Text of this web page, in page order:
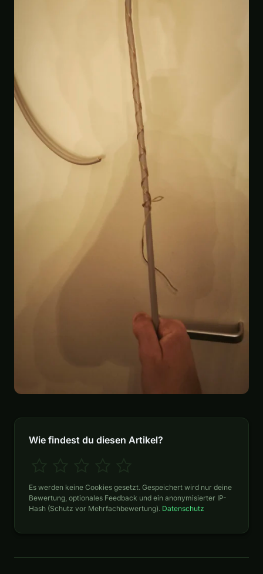
Wie findest du diesen Artikel?
Es werden keine Cookies gesetzt. Gespeichert wird nur deine
Bewertung, optionales Feedback und ein anonymisierter IP-
Hash (Schutz vor Mehrfachbewertung). Datenschutz